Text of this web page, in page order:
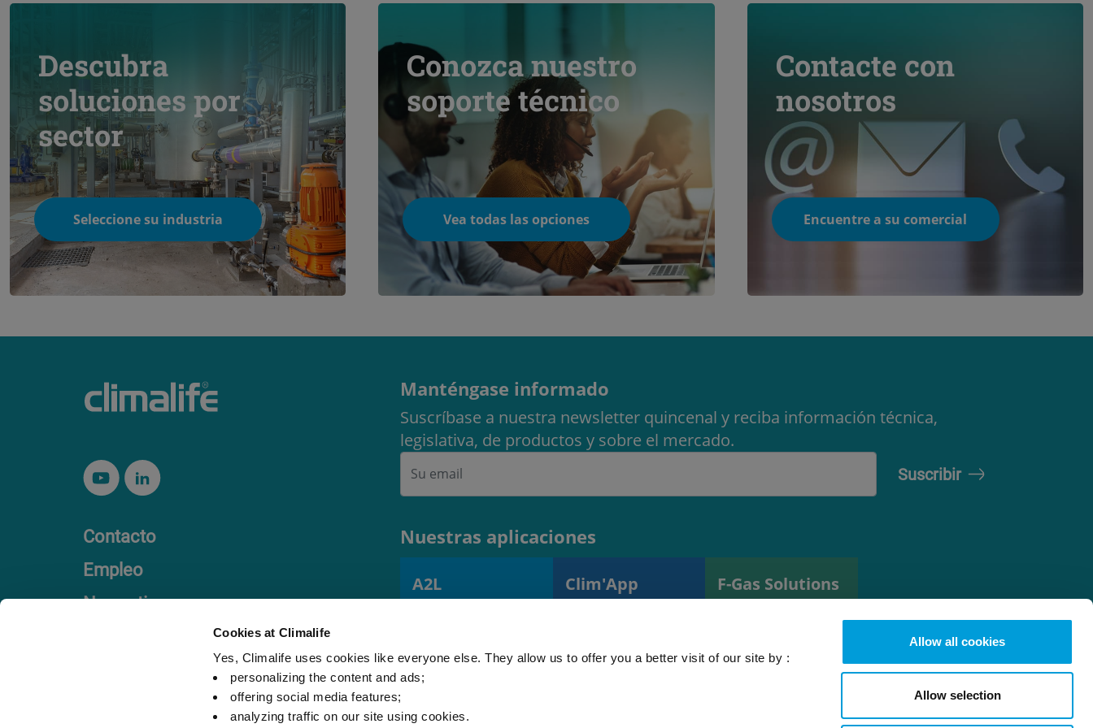
Cookies at Climalife
Yes, Climalife uses cookies like everyone else. They allow us to offer you a better visit of our site by :
personalizing the content and ads;
offering social media features;
analyzing traffic on our site using cookies.
Allow all cookies
Allow selection
Descubra
soluciones por
sector
Seleccione su industria
Conozca nuestro
soporte técnico
Vea todas las opciones
Contacte con
nosotros
Encuentre a su comercial
Contacto
Empleo
Normativa
Manténgase informado
Suscríbase a nuestra newsletter quincenal y reciba información técnica,
legislativa, de productos y sobre el mercado.
Nuestras aplicaciones
A2L
(EN378)
Clim'App
equipos
F-Gas Solutions
refrigerante